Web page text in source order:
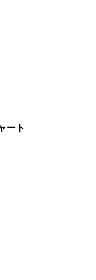
ート